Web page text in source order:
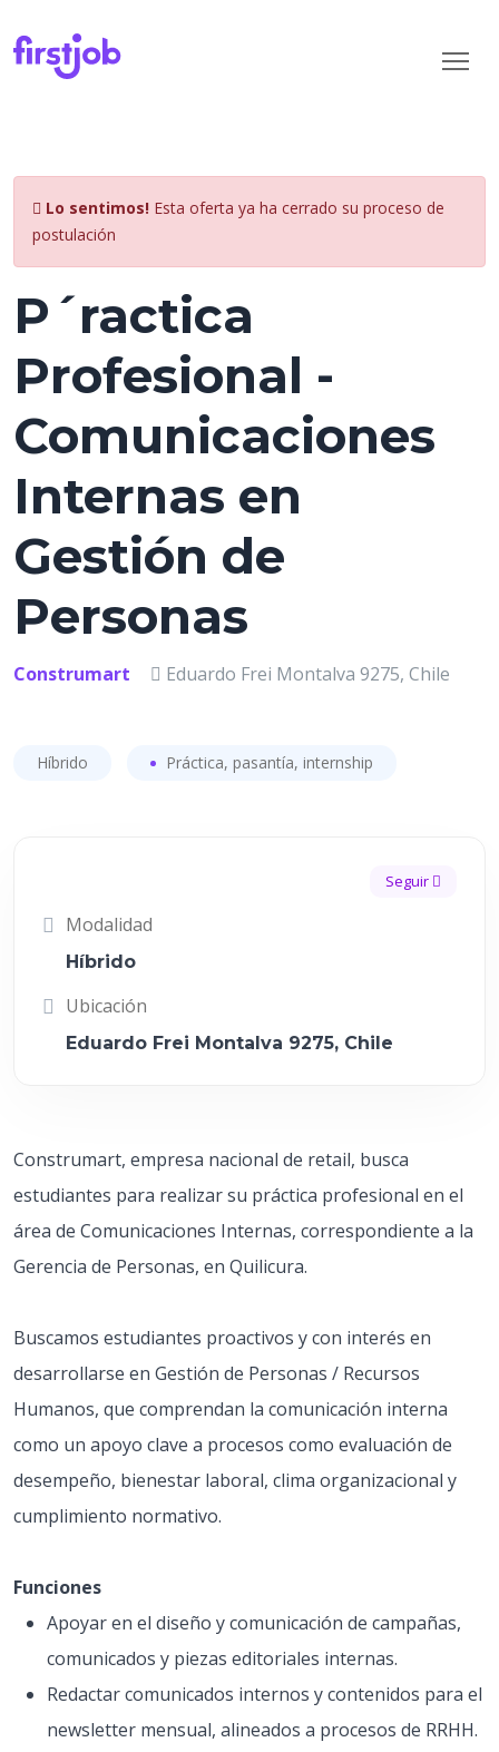
Lo sentimos! Esta oferta ya ha cerrado su proceso de
postulación
P´ractica
Profesional -
Comunicaciones
Internas en
Gestión de
Personas
Construmart Eduardo Frei Montalva 9275, Chile
Híbrido Práctica, pasantía, internship
Seguir
Modalidad
Híbrido
Ubicación
Eduardo Frei Montalva 9275, Chile
Construmart, empresa nacional de retail, busca
estudiantes para realizar su práctica profesional en el
área de Comunicaciones Internas, correspondiente a la
Gerencia de Personas, en Quilicura.
Buscamos estudiantes proactivos y con interés en
desarrollarse en Gestión de Personas / Recursos
Humanos, que comprendan la comunicación interna
como un apoyo clave a procesos como evaluación de
desempeño, bienestar laboral, clima organizacional y
cumplimiento normativo.
Funciones
Apoyar en el diseño y comunicación de campañas,
comunicados y piezas editoriales internas.
Redactar comunicados internos y contenidos para el
newsletter mensual, alineados a procesos de RRHH.